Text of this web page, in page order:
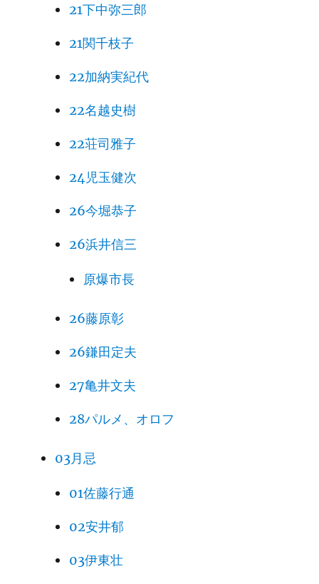
21下中弥三郎
21関千枝子
22加納実紀代
22名越史樹
22荘司雅子
24児玉健次
26今堀恭子
26浜井信三
原爆市長
26藤原彰
26鎌田定夫
27亀井文夫
28パルメ、オロフ
03月忌
01佐藤行通
02安井郁
03伊東壮